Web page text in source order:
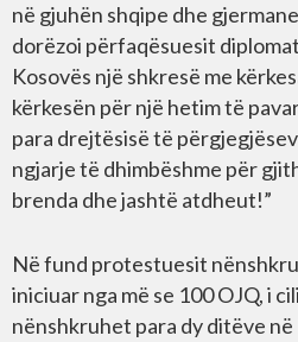
në gjuhën shqipe dhe
dorëzoi përfaqësuesit
Kosovës një shkresë me
kërkesën për një hetim të
para drejtësisë të
ngjarje të dhimbëshme për
brenda dhe jashtë atdheut!”
Në fund protestuesit
iniciuar nga më se 100 OJQ, i
nënshkruhet para dy ditëve